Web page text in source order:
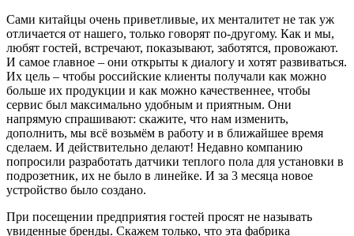
Сами китайцы очень приветливые, их менталитет не так уж
отличается от нашего, только говорят по-другому. Как и мы,
любят гостей, встречают, показывают, заботятся, провожают.
И самое главное – они открыты к диалогу и хотят развиваться.
Их цель – чтобы российские клиенты получали как можно
больше их продукции и как можно качественнее, чтобы
сервис был максимально удобным и приятным. Они
напрямую спрашивают: скажите, что нам изменить,
дополнить, мы всё возьмём в работу и в ближайшее время
сделаем. И действительно делают! Недавно компанию
попросили разработать датчики теплого пола для установки в
подрозетник, их не было в линейке. И за 3 месяца новое
устройство было создано.
При посещении предприятия гостей просят не называть
увиденные бренды. Скажем только, что эта фабрика